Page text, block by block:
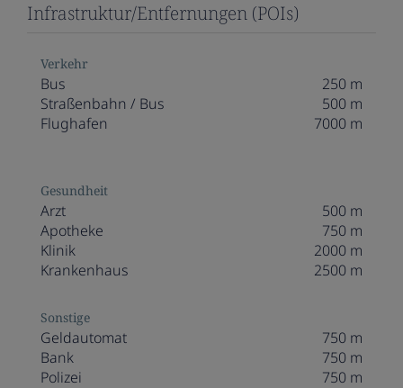
Infrastruktur/Entfernungen (POIs)
Verkehr
Bus
250 m
Straßenbahn / Bus
500 m
Flughafen
7000 m
Gesundheit
Arzt
500 m
Apotheke
750 m
Klinik
2000 m
Krankenhaus
2500 m
Sonstige
Geldautomat
750 m
Bank
750 m
Polizei
750 m